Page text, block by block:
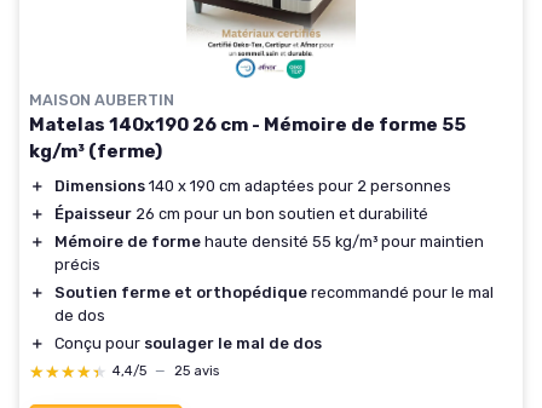
MAISON AUBERTIN
Matelas 140x190 26 cm - Mémoire de forme 55
kg/m³ (ferme)
＋ Dimensions 140 x 190 cm adaptées pour 2 personnes
＋
Épaisseur 26 cm pour un bon soutien et durabilité
＋
Mémoire de forme haute densité 55 kg/m³ pour maintien
précis
＋
Soutien ferme et orthopédique recommandé pour le mal
de dos
＋
Conçu pour soulager le mal de dos
★★★★★
★★★★★ 4,4/5 — 25 avis